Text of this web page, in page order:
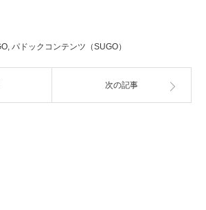
, パドックコンテンツ（SUGO）
次の記事